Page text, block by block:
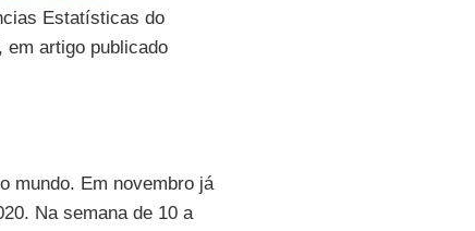
Estatísticas do
artigo publicado
mundo. Em novembro já
Na semana de 10 a